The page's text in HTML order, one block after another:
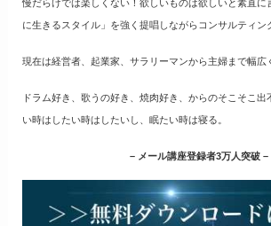
慢だらけでは楽しくない！欲しいものは欲しいと素直に
に生きるスタイル」を強く提唱しながらコンサルティン
現在は経営者、起業家、サラリーマンから主婦まで幅広
ドラム好き、歌うの好き、焼肉好き、からのそこそこ出
い時はしたい時はしたいし、眠たい時は寝る。
– メール講座登録者3万人突破 –